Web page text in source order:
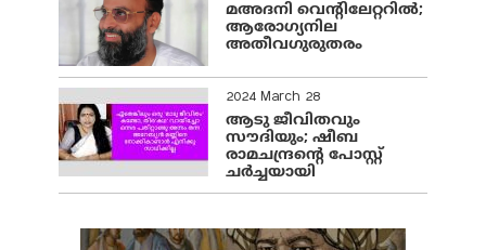
മഅദനി വെന്റിലേറ്ററിൽ;
ആരോഗ്യനില
അതീവഗുരുതരം
2024 March 28
ആടു ജീവിതവും
സൗദിയും; ഷീബ
രാമചന്ദ്രന്റെ പോസ്റ്റ്
ചര്‍ച്ചയായി